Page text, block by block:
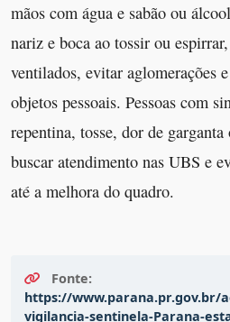
mãos com água e sabão ou
nariz e boca ao tossir ou
ventilados, evitar aglomerações
objetos pessoais. Pessoas com
repentina, tosse, dor de
buscar atendimento nas UBS e
até a melhora do quadro.
Fonte:
https://www.parana.pr.gov.br/
vigilancia-sentinela-Parana-